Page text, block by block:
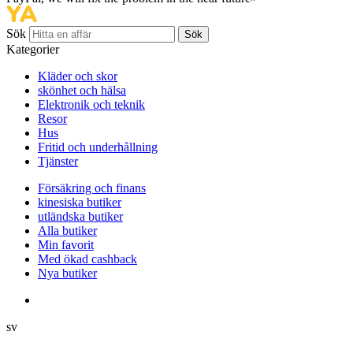
Sök Sök
Kategorier
Kläder och skor
skönhet och hälsa
Elektronik och teknik
Resor
Hus
Fritid och underhållning
Tjänster
Försäkring och finans
kinesiska butiker
utländska butiker
Alla butiker
Min favorit
Med ökad cashback
Nya butiker
sv